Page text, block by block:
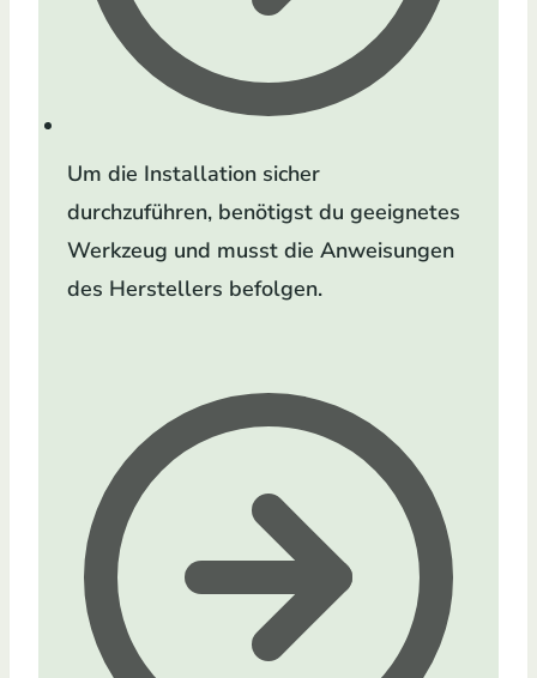
Um die Installation sicher
durchzuführen, benötigst du geeignetes
Werkzeug und musst die Anweisungen
des Herstellers befolgen.